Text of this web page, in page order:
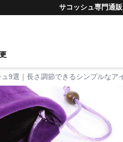
サコッシュ専門通
9選｜長さ調節できるシンプルなア